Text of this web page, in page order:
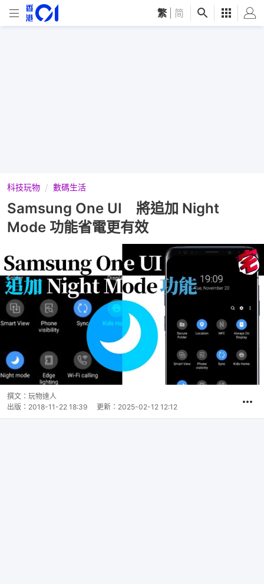
繁 简
科技玩物 數碼生活
Samsung One UI 將追加 Night
Mode 功能省電更有效
撰文： 玩物達人
出版： 2018-11-22 18:39 更新： 2025-02-12 12:12